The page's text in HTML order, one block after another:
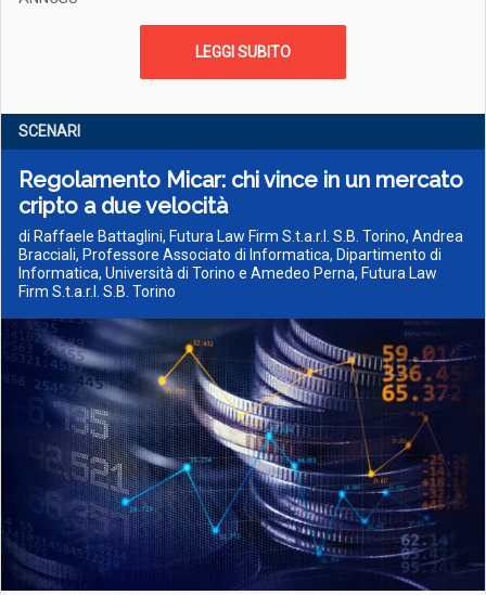
LEGGI SUBITO
SCENARI
Regolamento Micar: chi vince in un mercato
cripto a due velocità
di Raffaele Battaglini, Futura Law Firm S.t.a.r.l. S.B. Torino, Andrea
Bracciali, Professore Associato di Informatica, Dipartimento di
Informatica, Università di Torino e Amedeo Perna, Futura Law
Firm S.t.a.r.l. S.B. Torino